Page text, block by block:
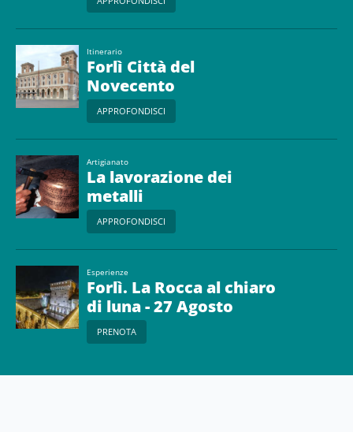
Forlivese
Itinerario
Forlì Città del
Novecento
APPROFONDISCI
Artigianato
La lavorazione dei
metalli
APPROFONDISCI
Esperienze
Forlì. La Rocca al chiaro
di luna - 27 Agosto
PRENOTA